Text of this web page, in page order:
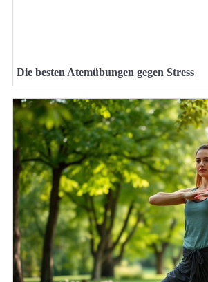
Die besten Atemübungen gegen Stress